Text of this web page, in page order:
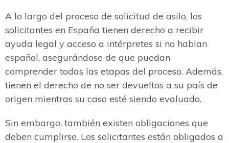
A lo largo del proceso de solicitud de asilo, los
solicitantes en España tienen derecho a recibir
ayuda legal y acceso a intérpretes si no hablan
español, asegurándose de que puedan
comprender todas las etapas del proceso. Además,
tienen el derecho de no ser devueltos a su país de
origen mientras su caso esté siendo evaluado.
Sin embargo, también existen obligaciones que
deben cumplirse. Los solicitantes están obligados a